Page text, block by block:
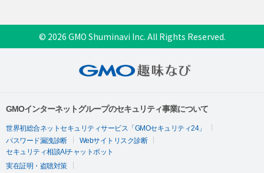
© 2026 GMO Shuminavi Inc. All Rights Reserved.